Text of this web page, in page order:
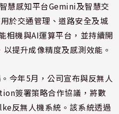
慧感知平台Gemini及智慧交
於交通管理、道路安全及城
相機與AI運算平台，並持續開
提升成像精度及感測效能。
今年5月，公司宣布與反無人
簽署策略合作協議，將數
反無人機系統。該系統透過